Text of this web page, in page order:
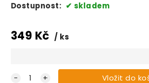
Dostupnost: skladem
349 Kč ks